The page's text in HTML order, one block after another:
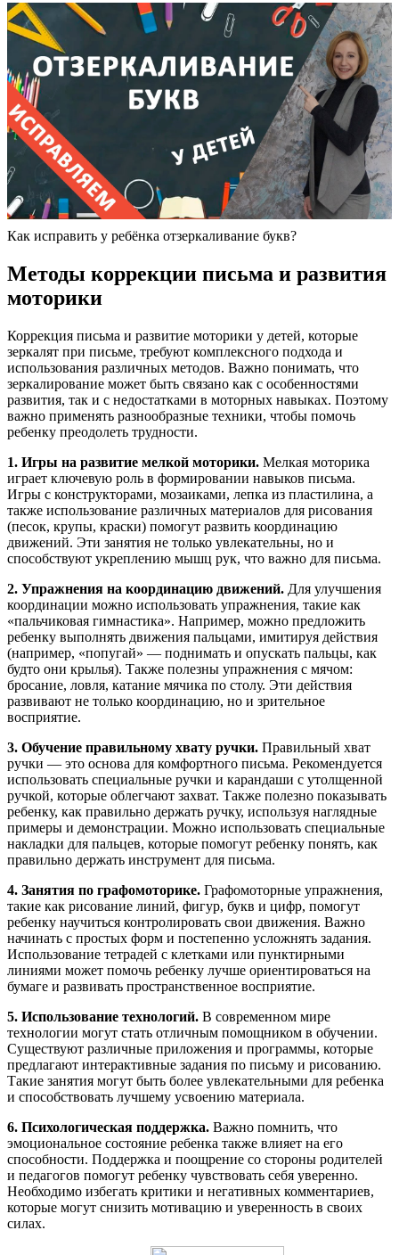
Как исправить у ребёнка отзеркаливание букв?
Методы коррекции письма и развития
моторики
Коррекция письма и развитие моторики у детей, которые
зеркалят при письме, требуют комплексного подхода и
использования различных методов. Важно понимать, что
зеркалирование может быть связано как с особенностями
развития, так и с недостатками в моторных навыках. Поэтому
важно применять разнообразные техники, чтобы помочь
ребенку преодолеть трудности.
1. Игры на развитие мелкой моторики. Мелкая моторика
играет ключевую роль в формировании навыков письма.
Игры с конструкторами, мозаиками, лепка из пластилина, а
также использование различных материалов для рисования
(песок, крупы, краски) помогут развить координацию
движений. Эти занятия не только увлекательны, но и
способствуют укреплению мышц рук, что важно для письма.
2. Упражнения на координацию движений. Для улучшения
координации можно использовать упражнения, такие как
«пальчиковая гимнастика». Например, можно предложить
ребенку выполнять движения пальцами, имитируя действия
(например, «попугай» — поднимать и опускать пальцы, как
будто они крылья). Также полезны упражнения с мячом:
бросание, ловля, катание мячика по столу. Эти действия
развивают не только координацию, но и зрительное
восприятие.
3. Обучение правильному хвату ручки. Правильный хват
ручки — это основа для комфортного письма. Рекомендуется
использовать специальные ручки и карандаши с утолщенной
ручкой, которые облегчают захват. Также полезно показывать
ребенку, как правильно держать ручку, используя наглядные
примеры и демонстрации. Можно использовать специальные
накладки для пальцев, которые помогут ребенку понять, как
правильно держать инструмент для письма.
4. Занятия по графомоторике. Графомоторные упражнения,
такие как рисование линий, фигур, букв и цифр, помогут
ребенку научиться контролировать свои движения. Важно
начинать с простых форм и постепенно усложнять задания.
Использование тетрадей с клетками или пунктирными
линиями может помочь ребенку лучше ориентироваться на
бумаге и развивать пространственное восприятие.
5. Использование технологий. В современном мире
технологии могут стать отличным помощником в обучении.
Существуют различные приложения и программы, которые
предлагают интерактивные задания по письму и рисованию.
Такие занятия могут быть более увлекательными для ребенка
и способствовать лучшему усвоению материала.
6. Психологическая поддержка. Важно помнить, что
эмоциональное состояние ребенка также влияет на его
способности. Поддержка и поощрение со стороны родителей
и педагогов помогут ребенку чувствовать себя уверенно.
Необходимо избегать критики и негативных комментариев,
которые могут снизить мотивацию и уверенность в своих
силах.